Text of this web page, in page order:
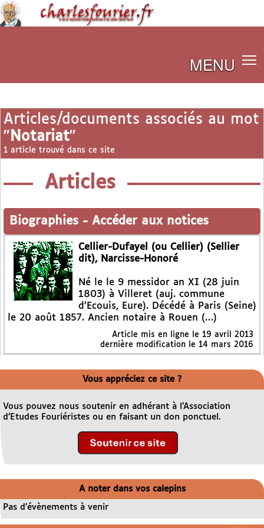
MENU
Articles/documents associés au mot
" Notariat"
1 article trouvé dans ce site
Articles
Biographies - Accéder aux notices
Cellier-Dufayel (ou Cellier) (Sellier
dit), Narcisse-Honoré
Né le le 9 messidor an XI (28 juin
1803) à Villeret (auj. commune
d’Ecouis, Eure). Décédé à Paris (Seine)
le 20 août 1857. Ancien notaire à Rouen (…)
Article mis en ligne le 19 avril 2013
dernière modification le 14 mars 2016
Vous appréciez ce site ?
Vous pouvez nous soutenir en adhérant à l’Association
d’Etudes Fouriéristes ou en faisant un don ponctuel.
A noter dans vos calepins
Pas d’évènements à venir